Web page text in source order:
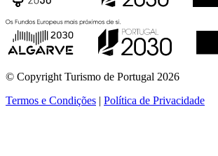
© Copyright Turismo de Portugal 2026
Termos e Condições | Política de Privacidade